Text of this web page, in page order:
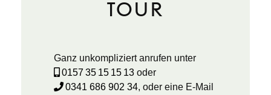
TOUR
Ganz unkompliziert anrufen unter
0157 35 15 15 13oder
0341 686 902 34, oder eine E-Mail